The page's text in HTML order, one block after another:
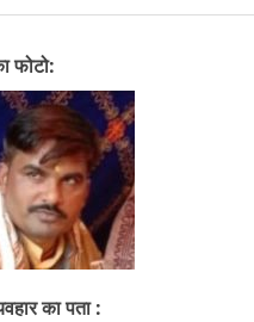
फोटो:
का पता :